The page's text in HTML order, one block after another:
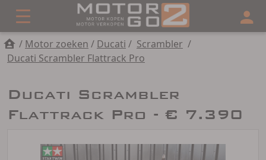
/ Motor zoeken / Ducati / Scrambler /
Ducati Scrambler Flattrack Pro
Ducati Scrambler
Flattrack Pro - € 7.390